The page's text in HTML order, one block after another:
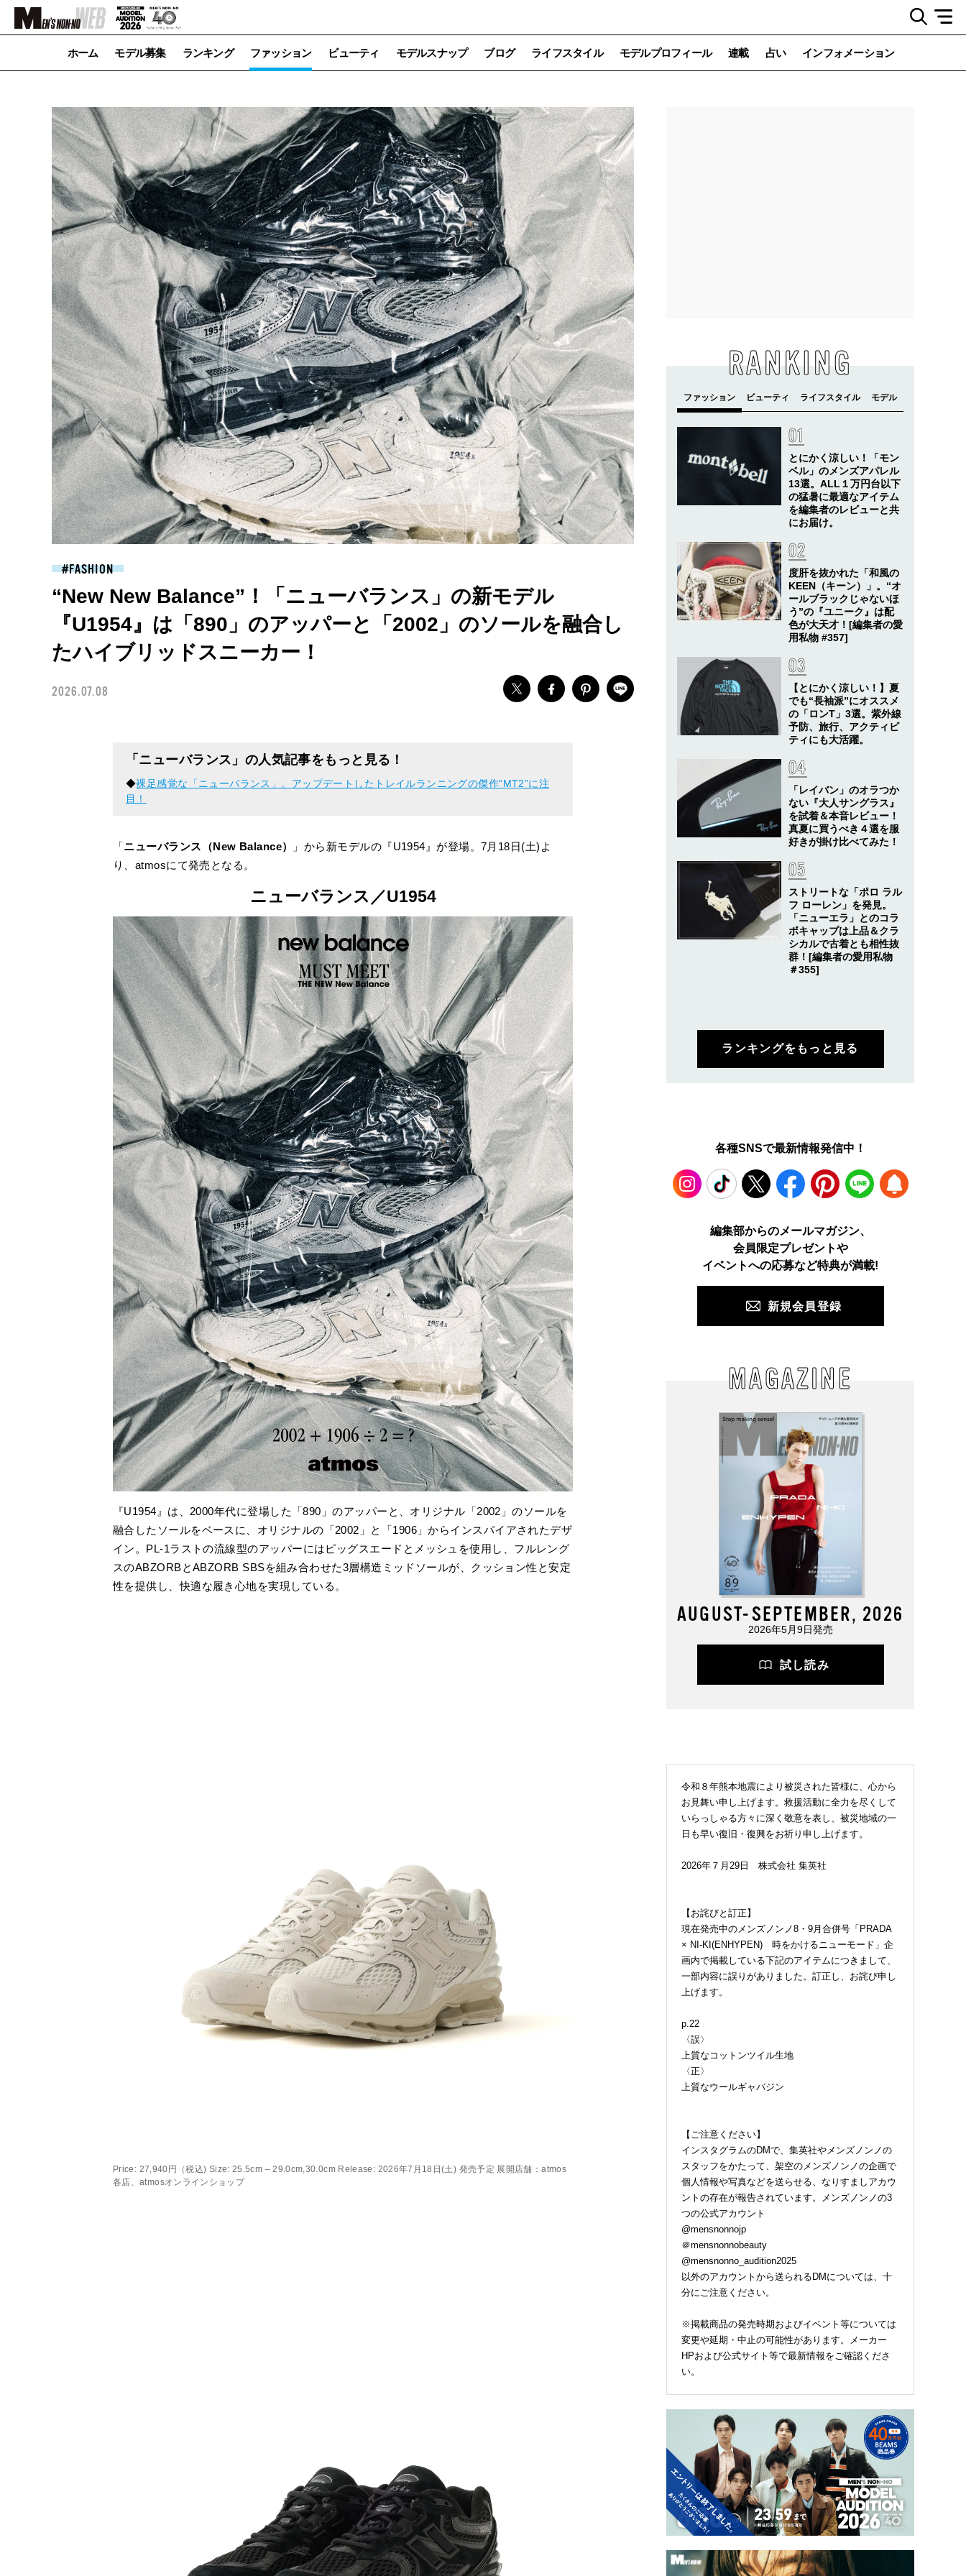
ホーム モデル募集 ランキング ファッション ビューティ モデルスナップ ブログ ライフスタイル モデルプロフィール 連載 占い インフォメーション
FASHION
“New New Balance”！「ニューバランス」の新モデル
『U1954』は「890」のアッパーと「2002」のソールを融合し
たハイブリッドスニーカー！
2026.07.08
「ニューバランス」の人気記事をもっと見る！
◆裸足感覚な「ニューバランス」。アップデートしたトレイルランニングの傑作“MT2”に注
目！
「ニューバランス（New Balance）
」から新モデルの『U1954』が登場。7月18日(土)よ
り、atmosにて発売となる。
ニューバランス／U1954
『U1954』は、2000年代に登場した「890」のアッパーと、オリジナル「2002」のソールを
融合したソールをベースに、オリジナルの「2002」と「1906」からインスパイアされたデザ
イン。PL-1ラストの流線型のアッパーにはピッグスエードとメッシュを使用し、フルレング
スのABZORBとABZORB SBSを組み合わせた3層構造ミッドソールが、クッション性と安定
性を提供し、快適な履き心地を実現している。
Price: 27,940円（税込) Size: 25.5cm – 29.0cm,30.0cm Release: 2026年7月18日(土) 発売予定 展開店舗：atmos
各店、atmosオンラインショップ
RANKING
とにかく涼しい！「モン
ベル」のメンズアパレル
13選。ALL１万円台以下
の猛暑に最適なアイテム
を編集者のレビューと共
にお届け。
度肝を抜かれた「和風の
KEEN（キーン）」。“オ
ールブラックじゃないほ
う”の『ユニーク』は配
色が大天才！[編集者の愛
用私物 #357]
【とにかく涼しい！】夏
でも“長袖派”にオススメ
の「ロンT」3選。紫外線
予防、旅行、アクティビ
ティにも大活躍。
「レイバン」のオラつか
ない『大人サングラス』
を試着＆本音レビュー！
真夏に買うべき４選を服
好きが掛け比べてみた！
ストリートな「ポロ ラル
フ ローレン」を発見。
「ニューエラ」とのコラ
ボキャップは上品＆クラ
シカルで古着とも相性抜
群！[編集者の愛用私物
＃355]
ランキングをもっと見る
各種SNSで最新情報発信中！
TikTok Facebook Pinterest LINE
編集部からのメールマガジン、
会員限定プレゼントや
イベントへの応募など特典が満載!
新規会員登録
MAGAZINE
AUGUST-SEPTEMBER, 2026
2026年5月9日発売
試し読み
令和８年熊本地震により被災された皆様に、心から
お見舞い申し上げます。救援活動に全力を尽くして
いらっしゃる方々に深く敬意を表し、被災地域の一
日も早い復旧・復興をお祈り申し上げます。
2026年７月29日 株式会社 集英社
【お詫びと訂正】
現在発売中のメンズノンノ8・9月合併号「PRADA
× NI-KI(ENHYPEN) 時をかけるニューモード」企
画内で掲載している下記のアイテムにつきまして、
一部内容に誤りがありました。訂正し、お詫び申し
上げます。
p.22
〈誤〉
上質なコットンツイル生地
〈正〉
上質なウールギャバジン
【ご注意ください】
インスタグラムのDMで、集英社やメンズノンノの
スタッフをかたって、架空のメンズノンノの企画で
個人情報や写真などを送らせる、なりすましアカウ
ントの存在が報告されています。メンズノンノの3
つの公式アカウント
@mensnonnojp
＠mensnonnobeauty
@mensnonno_audition2025
以外のアカウントから送られるDMについては、十
分にご注意ください。
※掲載商品の発売時期およびイベント等については
変更や延期・中止の可能性があります。メーカー
HPおよび公式サイト等で最新情報をご確認くださ
い。